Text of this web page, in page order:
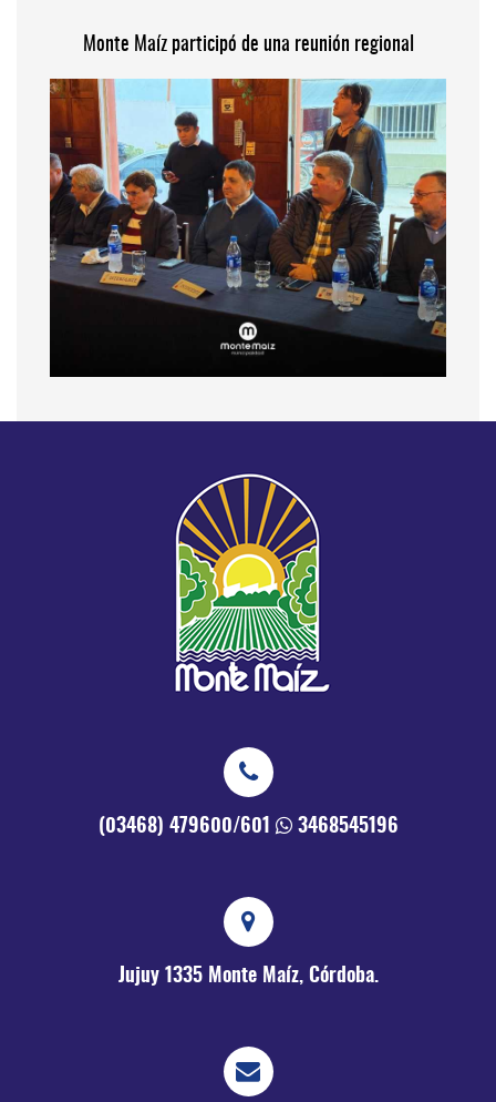
Monte Maíz participó de una reunión regional
(03468) 479600/601 3468545196
Jujuy 1335 Monte Maíz, Córdoba.